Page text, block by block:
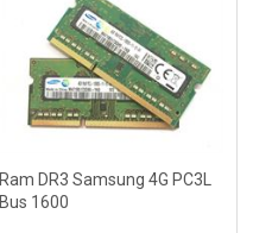
Ram DR3 Samsung 4G PC3L
Bus 1600